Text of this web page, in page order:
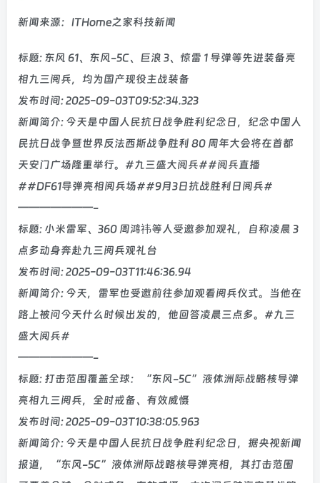
新闻来源：ITHome之家科技新闻
标题: 东风 61、东风-5C、巨浪 3、惊雷 1 导弹等先进装备亮
相九三阅兵，均为国产现役主战装备
发布时间: 2025-09-03T09:52:34.323
新闻简介: 今天是中国人民抗日战争胜利纪念日，纪念中国人
民抗日战争暨世界反法西斯战争胜利 80 周年大会将在首都
天安门广场隆重举行。#九三盛大阅兵##阅兵直播
##DF61导弹亮相阅兵场##9月3日抗战胜利日阅兵#
———————-
标题: 小米雷军、360 周鸿祎等人受邀参加观礼，自称凌晨 3
点多动身奔赴九三阅兵观礼台
发布时间: 2025-09-03T11:46:36.94
新闻简介: 今天，雷军也受邀前往参加观看阅兵仪式。当他在
路上被问今天什么时候出发的，他回答凌晨三点多。#九三
盛大阅兵#
———————-
标题: 打击范围覆盖全球：“东风-5C”液体洲际战略核导弹
亮相九三阅兵，全时戒备、有效威慑
发布时间: 2025-09-03T10:38:05.963
新闻简介: 今天是中国人民抗日战争胜利纪念日，据央视新闻
报道，“东风-5C”液体洲际战略核导弹亮相，其打击范围